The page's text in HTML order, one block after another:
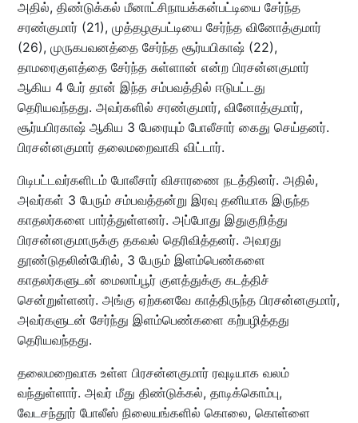
அதில், திண்டுக்கல் மீனாட்சிநாயக்கன்பட்டியை சேர்ந்த
சரண்குமார் (21), முத்தழகுபட்டியை சேர்ந்த வினோத்குமார்
(26), முருகபவனத்தை சேர்ந்த சூர்யபிகாஷ் (22),
தாமரைகுளத்தை சேர்ந்த சுள்ளான் என்ற பிரசன்னகுமார்
ஆகிய 4 பேர் தான் இந்த சம்பவத்தில் ஈடுபட்டது
தெரியவந்தது. அவர்களில் சரண்குமார், வினோத்குமார்,
சூர்யபிரகாஷ் ஆகிய 3 பேரையும் போலீசார் கைது செய்தனர்.
பிரசன்னகுமார் தலைமறைவாகி விட்டார்.
பிடிபட்டவர்களிடம் போலீசார் விசாரணை நடத்தினர். அதில்,
அவர்கள் 3 பேரும் சம்பவத்தன்று இரவு தனியாக இருந்த
காதலர்களை பார்த்துள்ளனர். அப்போது இதுகுறித்து
பிரசன்னகுமாருக்கு தகவல் தெரிவித்தனர். அவரது
தூண்டுதலின்பேரில், 3 பேரும் இளம்பெண்களை
காதலர்களுடன் மைலாப்பூர் குளத்துக்கு கடத்திச்
சென்றுள்ளனர். அங்கு ஏற்கனவே காத்திருந்த பிரசன்னகுமார்,
அவர்களுடன் சேர்ந்து இளம்பெண்களை கற்பழித்தது
தெரியவந்தது.
தலைமறைவாக உள்ள பிரசன்னகுமார் ரவுடியாக வலம்
வந்துள்ளார். அவர் மீது திண்டுக்கல், தாடிக்கொம்பு,
வேடசந்தூர் போலீஸ் நிலையங்களில் கொலை, கொள்ளை